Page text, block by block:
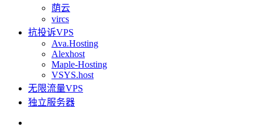
荫云
vircs
抗投诉VPS
Ava.Hosting
Alexhost
Maple-Hosting
VSYS.host
无限流量VPS
独立服务器